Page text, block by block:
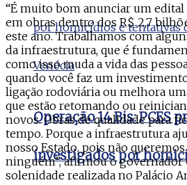
Operação 14 Bis: PCES
investigados por
“É muito bom anunciar um
em obras dentro dos R$ 2,7
este ano. Trabalhamos com
da infraestrutura, que é
como isso muda a vida das
quando você faz um
ligação rodoviária ou melhora
que estão retomando ou
novos. Obras de qualidade para
tempo. Porque a infraestrutura
nosso Estado, pois não
ninguém”, afirmou o governador
solenidade realizada no Palácio